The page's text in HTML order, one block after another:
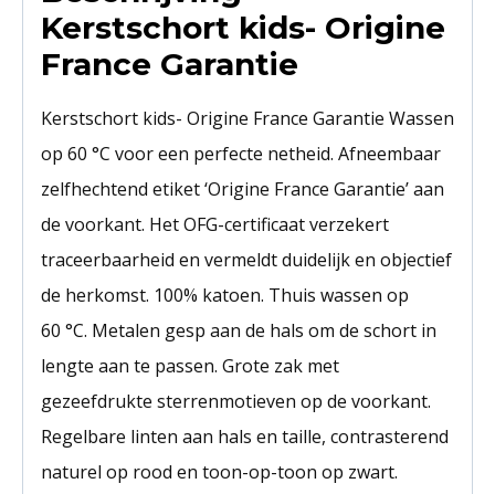
Kerstschort kids- Origine
France Garantie
Kerstschort kids- Origine France Garantie Wassen
op 60 °C voor een perfecte netheid. Afneembaar
zelfhechtend etiket ‘Origine France Garantie’ aan
de voorkant. Het OFG-certificaat verzekert
traceerbaarheid en vermeldt duidelijk en objectief
de herkomst. 100% katoen. Thuis wassen op
60 °C. Metalen gesp aan de hals om de schort in
lengte aan te passen. Grote zak met
gezeefdrukte sterrenmotieven op de voorkant.
Regelbare linten aan hals en taille, contrasterend
naturel op rood en toon-op-toon op zwart.